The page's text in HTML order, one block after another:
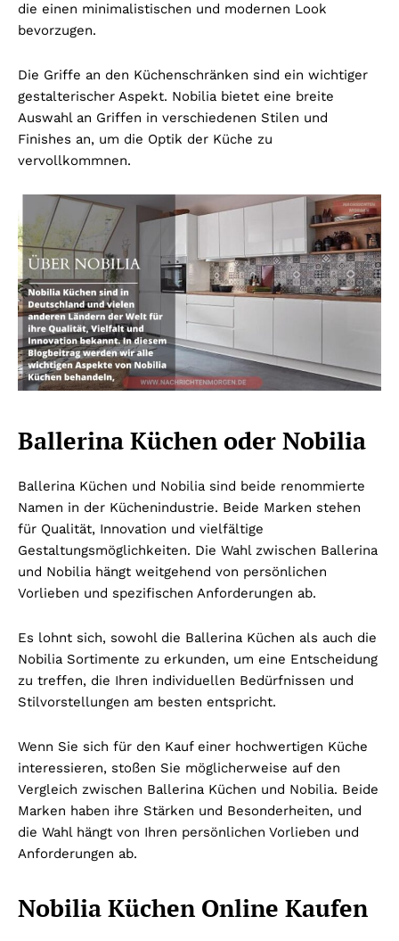
die einen minimalistischen und modernen Look
bevorzugen.
Die Griffe an den Küchenschränken sind ein wichtiger
gestalterischer Aspekt. Nobilia bietet eine breite
Auswahl an Griffen in verschiedenen Stilen und
Finishes an, um die Optik der Küche zu
vervollkommnen.
Ballerina Küchen oder Nobilia
Ballerina Küchen und Nobilia sind beide renommierte
Namen in der Küchenindustrie. Beide Marken stehen
für Qualität, Innovation und vielfältige
Gestaltungsmöglichkeiten. Die Wahl zwischen Ballerina
und Nobilia hängt weitgehend von persönlichen
Vorlieben und spezifischen Anforderungen ab.
Es lohnt sich, sowohl die Ballerina Küchen als auch die
Nobilia Sortimente zu erkunden, um eine Entscheidung
zu treffen, die Ihren individuellen Bedürfnissen und
Stilvorstellungen am besten entspricht.
Wenn Sie sich für den Kauf einer hochwertigen Küche
interessieren, stoßen Sie möglicherweise auf den
Vergleich zwischen Ballerina Küchen und Nobilia. Beide
Marken haben ihre Stärken und Besonderheiten, und
die Wahl hängt von Ihren persönlichen Vorlieben und
Anforderungen ab.
Nobilia Küchen Online Kaufen